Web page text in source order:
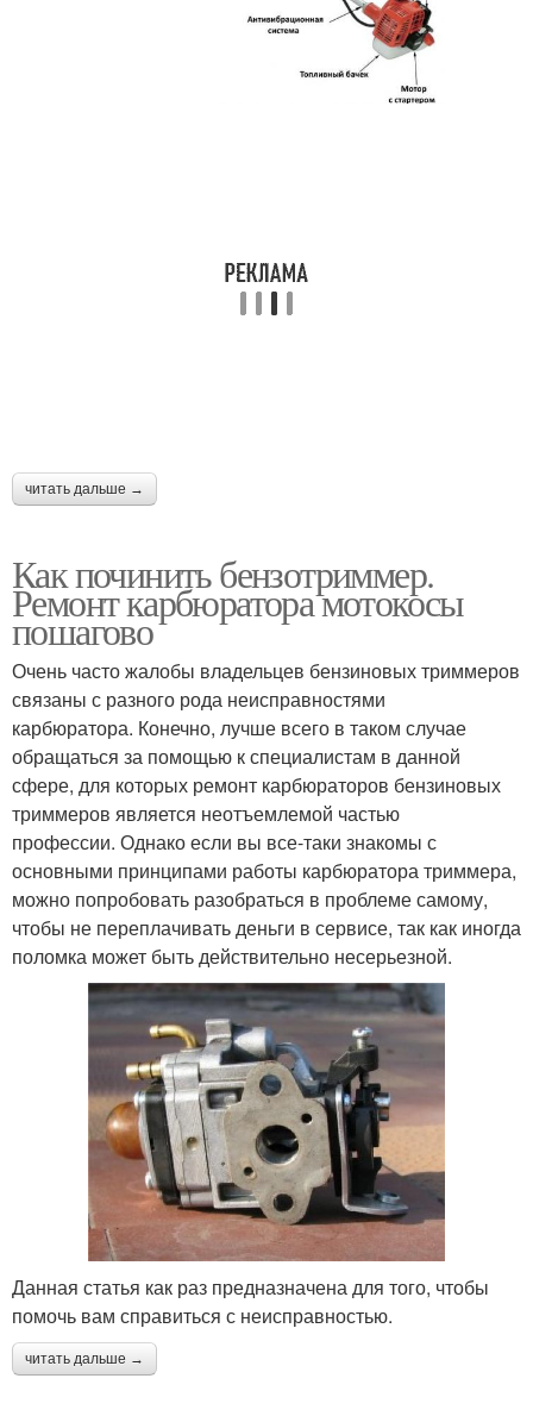
читать дальше →
Как починить бензотриммер.
Ремонт карбюратора мотокосы
пошагово
Очень часто жалобы владельцев бензиновых триммеров
связаны с разного рода неисправностями
карбюратора. Конечно, лучше всего в таком случае
обращаться за помощью к специалистам в данной
сфере, для которых ремонт карбюраторов бензиновых
триммеров является неотъемлемой частью
профессии. Однако если вы все-таки знакомы с
основными принципами работы карбюратора триммера,
можно попробовать разобраться в проблеме самому,
чтобы не переплачивать деньги в сервисе, так как иногда
поломка может быть действительно несерьезной.
Данная статья как раз предназначена для того, чтобы
помочь вам справиться с неисправностью.
читать дальше →